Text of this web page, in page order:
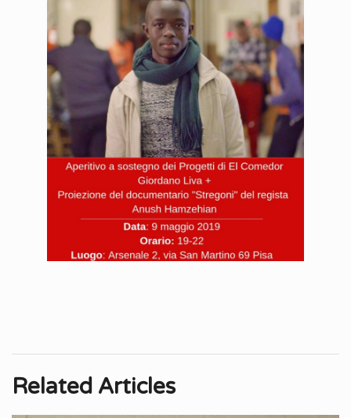
Related Articles